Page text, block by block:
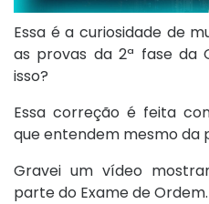
Essa é a curiosidade de
as provas da 2ª fase da
isso?
Essa correção é feita
que entendem mesmo da
Gravei um vídeo
parte do Exame de Ordem.